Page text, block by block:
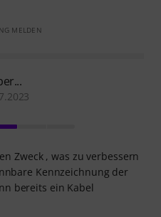
MELDEN
Zweck , was zu verbessern
Kennzeichnung der
bereits ein Kabel